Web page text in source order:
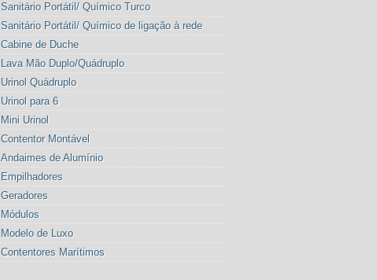
Sanitário Portátil/ Químico Turco
Sanitário Portátil/ Químico de ligação à rede
Cabine de Duche
Lava Mão Duplo/Quádruplo
Urinol Quádruplo
Urinol para 6
Mini Urinol
Contentor Montável
Andaimes de Alumínio
Empilhadores
Geradores
Módulos
Modelo de Luxo
Contentores Marítimos